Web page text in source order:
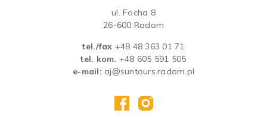
ul. Focha 8
26-600 Radom
tel./fax +48 48 363 01 71
tel. kom. +48 605 591 505
e-mail: aj@suntours.radom.pl